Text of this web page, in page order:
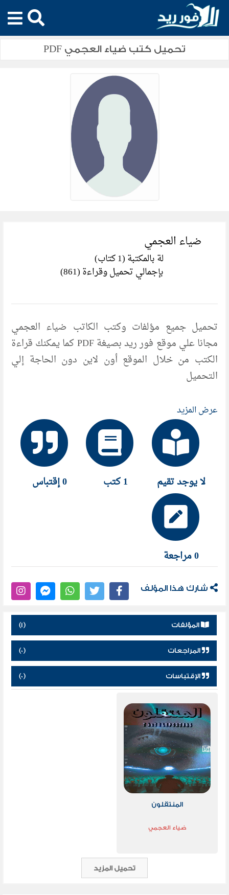
تحميل كتب ضياء العجمي PDF
ضياء العجمي
لة بالمكتبة (1 كتاب)
بإجمالي تحميل وقراءة (861)
تحميل جميع مؤلفات وكتب الكاتب ضياء العجمي
مجانا علي موقع فور ريد بصيغة PDF كما يمكنك قراءة
الكتب من خلال الموقع أون لاين دون الحاجة إلي
التحميل
عرض المزيد
لا يوجد تقيم 1 كتب 0 إقتباس
0 مراجعة
شارك هذا المؤلف
المؤلفات (1)
المراجعات (0)
الإقتباسات (0)
المنتقلون
ضياء العجمي
تحميل المزيد